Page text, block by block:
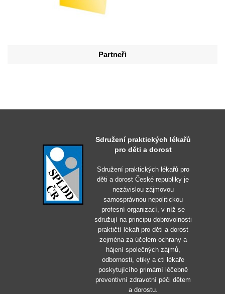
Partneři
Sdružení praktických lékařů
pro děti a dorost
Sdružení praktických lékařů pro
děti a dorost České republiky je
nezávislou zájmovou
samosprávnou nepolitickou
profesní organizací, v níž se
sdružují na principu dobrovolnosti
praktičtí lékaři pro děti a dorost
zejména za účelem ochrany a
hájení společných zájmů,
odbornosti, etiky a cti lékaře
poskytujícího primární léčebně
preventivní zdravotní péči dětem
a dorostu.